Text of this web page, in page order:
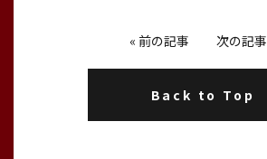
« 前の記事 次の記事
Back to Top